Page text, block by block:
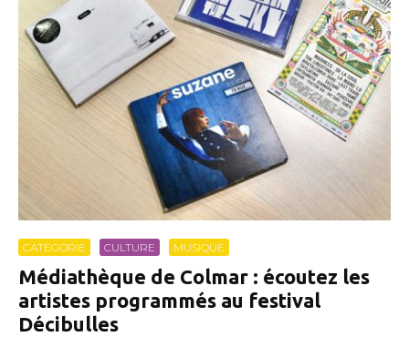
CATEGORIE CULTURE MUSIQUE
Médiathèque de Colmar : écoutez les
artistes programmés au festival
Décibulles